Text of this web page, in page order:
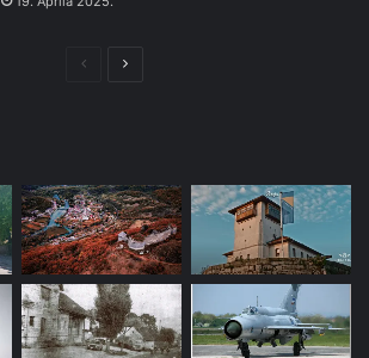
PrethodnaNaredna